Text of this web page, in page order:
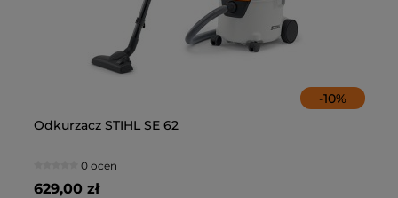
-10%
Odkurzacz STIHL SE 62
0 ocen
629,00 zł